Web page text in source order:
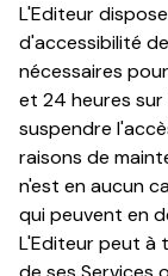
L'Editeur
d'accessibilité
nécessaires
et 24 heures sur
suspendre
raisons de
n'est en aucun
qui peuvent en
L'Editeur peut à